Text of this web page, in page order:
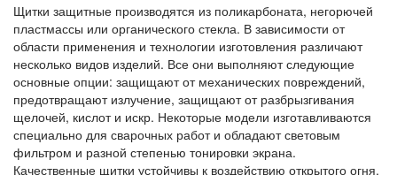
Щитки защитные производятся из поликарбоната, негорючей
пластмассы или органического стекла. В зависимости от
области применения и технологии изготовления различают
несколько видов изделий. Все они выполняют следующие
основные опции: защищают от механических повреждений,
предотвращают излучение, защищают от разбрызгивания
щелочей, кислот и искр. Некоторые модели изготавливаются
специально для сварочных работ и обладают световым
фильтром и разной степенью тонировки экрана.
Качественные щитки устойчивы к воздействию открытого огня,